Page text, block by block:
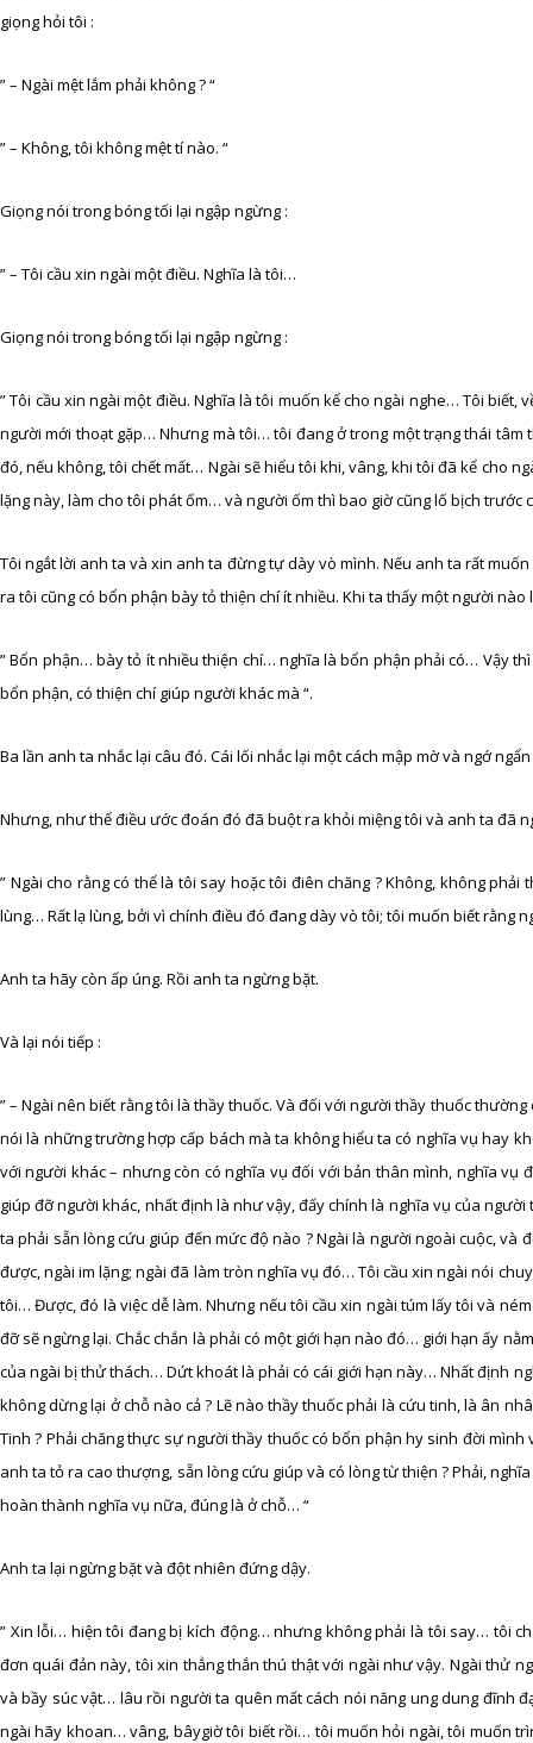
giọng hỏi tôi :
” – Ngài mệt lắm phải không ? “
” – Không, tôi không mệt tí nào. “
Giọng nói trong bóng tối lại ngập ngừng :
” – Tôi cầu xin ngài một điều. Nghĩa là tôi…
Giọng nói trong bóng tối lại ngập ngừng :
” Tôi cầu xin ngài một điều. Nghĩa là tôi muốn kể cho ngài nghe… Tôi
người mới thoạt gặp… Nhưng mà tôi… tôi đang ở trong một trạng thái
đó, nếu không, tôi chết mất… Ngài sẽ hiểu tôi khi, vâng, khi tôi đã kể cho
lặng này, làm cho tôi phát ốm… và người ốm thì bao giờ cũng lố bịch trước
Tôi ngắt lời anh ta và xin anh ta đừng tự dày vò mình. Nếu anh ta rất
ra tôi cũng có bổn phận bày tỏ thiện chí ít nhiều. Khi ta thấy một người
” Bổn phận… bày tỏ ít nhiều thiện chí… nghĩa là bổn phận phải có… Vậy
bổn phận, có thiện chí giúp người khác mà “.
Ba lần anh ta nhắc lại câu đó. Cái lối nhắc lại một cách mập mờ và ngớ
Nhưng, như thể điều ước đoán đó đã buột ra khỏi miệng tôi và anh ta đã
” Ngài cho rằng có thể là tôi say hoặc tôi điên chăng ? Không, không
lùng… Rất lạ lùng, bởi vì chính điều đó đang dày vò tôi; tôi muốn biết rằng
Anh ta hãy còn ấp úng. Rồi anh ta ngừng bặt.
Và lại nói tiếp :
” – Ngài nên biết rằng tôi là thầy thuốc. Và đối với người thầy thuốc
nói là những trường hợp cấp bách mà ta không hiểu ta có nghĩa vụ hay
với người khác – nhưng còn có nghĩa vụ đối với bản thân mình, nghĩa
giúp đỡ người khác, nhất định là như vậy, đấy chính là nghĩa vụ của
ta phải sẵn lòng cứu giúp đến mức độ nào ? Ngài là người ngoài cuộc,
được, ngài im lặng; ngài đã làm tròn nghĩa vụ đó… Tôi cầu xin ngài nói
tôi… Được, đó là việc dễ làm. Nhưng nếu tôi cầu xin ngài túm lấy tôi và
đỡ sẽ ngừng lại. Chắc chắn là phải có một giới hạn nào đó… giới hạn ấy
của ngài bị thử thách… Dứt khoát là phải có cái giới hạn này… Nhất định
không dừng lại ở chỗ nào cả ? Lẽ nào thầy thuốc phải là cứu tinh, là ân
Tinh ? Phải chăng thực sự người thầy thuốc có bổn phận hy sinh đời
anh ta tỏ ra cao thượng, sẵn lòng cứu giúp và có lòng từ thiện ? Phải,
hoàn thành nghĩa vụ nữa, đúng là ở chỗ… “
Anh ta lại ngừng bặt và đột nhiên đứng dậy.
” Xin lỗi… hiện tôi đang bị kích động… nhưng không phải là tôi say… tôi
đơn quái đản này, tôi xin thẳng thắn thú thật với ngài như vậy. Ngài thử
và bầy súc vật… lâu rồi người ta quên mất cách nói năng ung dung đĩnh
ngài hãy khoan… vâng, bâygiờ tôi biết rồi… tôi muốn hỏi ngài, tôi muốn